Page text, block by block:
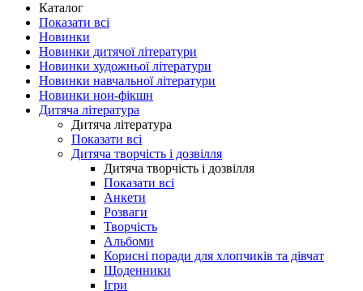
Каталог
Показати всі
Новинки
Новинки дитячої літератури
Новинки художньої літератури
Новинки навчальної літератури
Новинки нон-фікшн
Дитяча література
Дитяча література
Показати всі
Дитяча творчість і дозвілля
Дитяча творчість і дозвілля
Показати всі
Анкети
Розваги
Творчість
Альбоми
Корисні поради для хлопчиків та дівчат
Щоденники
Ігри